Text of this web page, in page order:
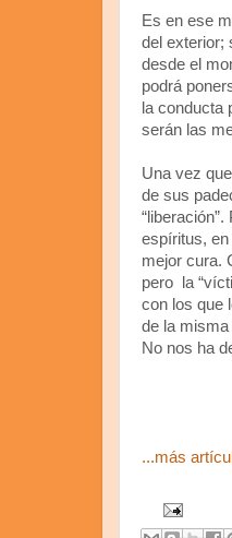
Es en ese
del exterior;
desde el
podrá
la conducta
serán las
Una vez
de sus
espíritus,
mejor cura.
pero la
con los que
de la misma
No nos ha
...más